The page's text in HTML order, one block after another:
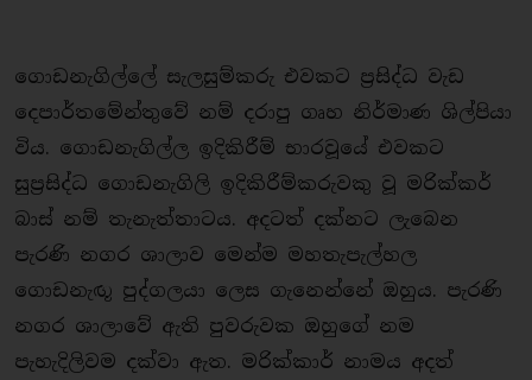
ගොඩනැගිල්ලේ සැලසුම්කරු එවකට ප්‍රසිද්ධ වැඩ
දෙපාර්තමේන්තුවේ නම් දරාපු ගෘහ නිර්මාණ ශිල්පියා
විය. ගොඩනැගිල්ල ඉදිකිරීම් භාරවූයේ එවකට
සුප්‍රසිද්ධ ගොඩනැගිලි ඉදිකිරීම්කරුවකු වූ මරික්කර්
බාස් නම් තැනැත්තාටය. අදටත් දක්නට ලැබෙන
පැරණි නගර ශාලාව මෙන්ම මහතැපැල්හල
ගොඩනැඟූ පුද්ගලයා ලෙස ගැනෙන්නේ ඔහුය. පැරණි
නගර ශාලාවේ ඇති පුවරුවක ඔහුගේ නම
පැහැදිලිවම දක්වා ඇත. මරික්කාර් නාමය අදත්